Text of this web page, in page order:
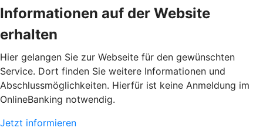
Informationen auf der Website
erhalten
Hier gelangen Sie zur Webseite für den gewünschten
Service. Dort finden Sie weitere Informationen und
Abschlussmöglichkeiten. Hierfür ist keine Anmeldung im
OnlineBanking notwendig.
Jetzt informieren